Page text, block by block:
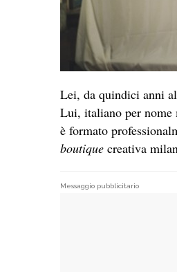
Lei, da quindici anni
Lui, italiano per nome
è formato
boutique creativa
Messaggio pubblicitario